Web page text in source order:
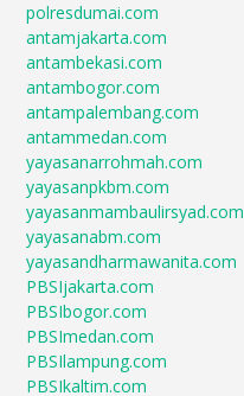
polresdumai.com
antamjakarta.com
antambekasi.com
antambogor.com
antampalembang.com
antammedan.com
yayasanarrohmah.com
yayasanpkbm.com
yayasanmambaulirsyad.com
yayasanabm.com
yayasandharmawanita.com
PBSIjakarta.com
PBSIbogor.com
PBSImedan.com
PBSIlampung.com
PBSIkaltim.com